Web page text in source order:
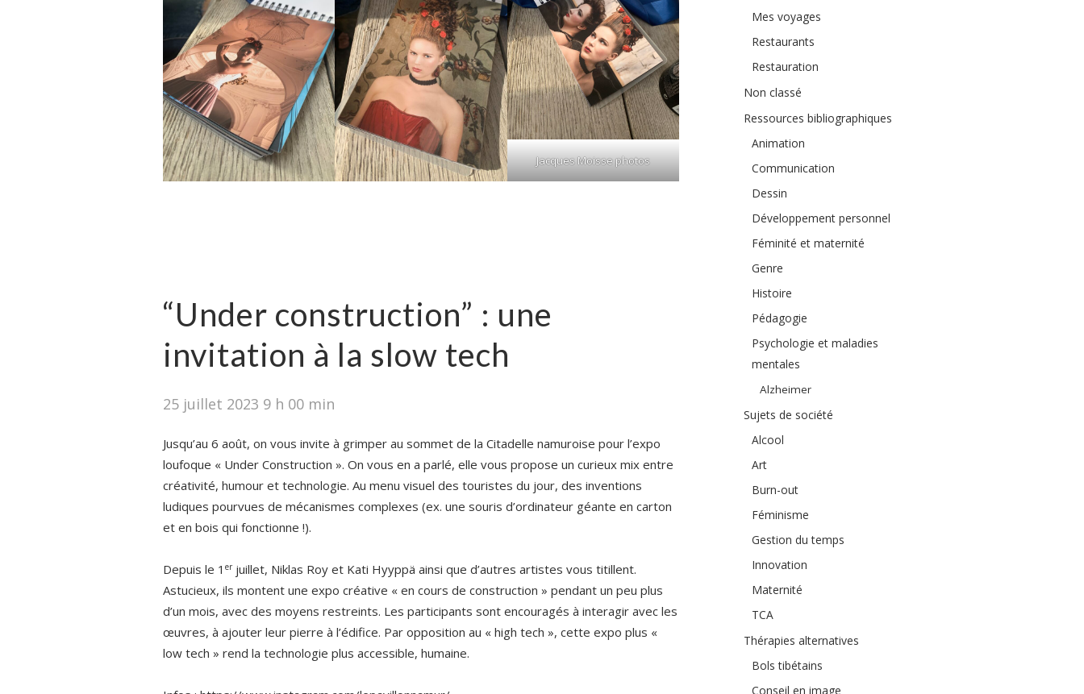
Jacques Moisse photos
“Under construction” : une
invitation à la slow tech
25 juillet 2023 9 h 00 min
Jusqu’au 6 août, on vous invite à grimper au sommet de la Citadelle namuroise pour l’expo
loufoque « Under Construction ». On vous en a parlé, elle vous propose un curieux mix entre
créativité, humour et technologie. Au menu visuel des touristes du jour, des inventions
ludiques pourvues de mécanismes complexes (ex. une souris d’ordinateur géante en carton
et en bois qui fonctionne !).
Depuis le 1 er juillet, Niklas Roy et Kati Hyyppä ainsi que d’autres artistes vous titillent.
Astucieux, ils montent une expo créative « en cours de construction » pendant un peu plus
d’un mois, avec des moyens restreints. Les participants sont encouragés à interagir avec les
œuvres, à ajouter leur pierre à l’édifice. Par opposition au « high tech », cette expo plus «
low tech » rend la technologie plus accessible, humaine.
Mes voyages
Restaurants
Restauration
Non classé
Ressources bibliographiques
Animation
Communication
Dessin
Développement personnel
Féminité et maternité
Genre
Histoire
Pédagogie
Psychologie et maladies
mentales
Alzheimer
Sujets de société
Alcool
Art
Burn-out
Féminisme
Gestion du temps
Innovation
Maternité
TCA
Thérapies alternatives
Bols tibétains
Conseil en image